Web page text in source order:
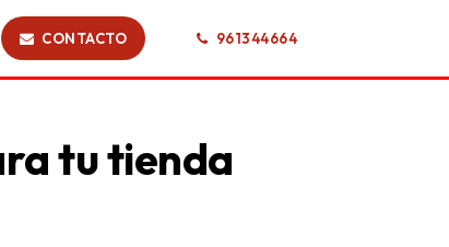
CONTACTO 961344664
tu tienda